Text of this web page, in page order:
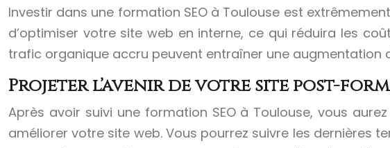
Investir dans une formation SEO à Toulouse est
d’optimiser votre site web en interne, ce qui réduira les
trafic organique accru peuvent entraîner une augmentation
Projeter l’avenir de votre site post-
Après avoir suivi une formation SEO à Toulouse, vous
améliorer votre site web. Vous pourrez suivre les dernières